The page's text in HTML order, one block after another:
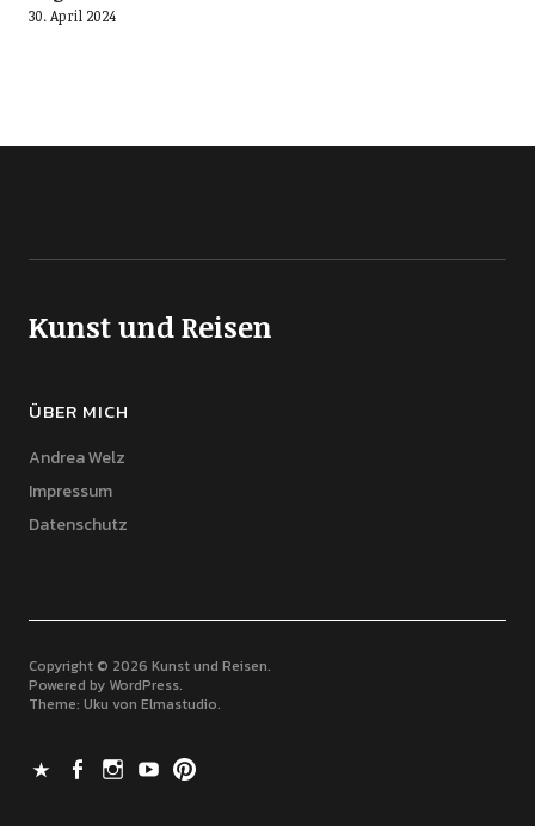
30. April 2024
Kunst und Reisen
ÜBER MICH
Andrea Welz
Impressum
Datenschutz
Copyright © 2026 Kunst und Reisen
Powered by WordPress
Theme: Uku von Elmastudio